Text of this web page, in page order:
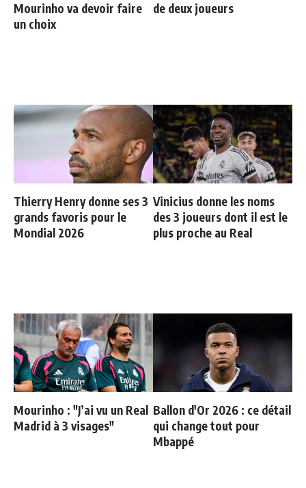
Mourinho va devoir faire
un choix
de deux joueurs
Thierry Henry donne ses 3
grands favoris pour le
Mondial 2026
Vinicius donne les noms
des 3 joueurs dont il est le
plus proche au Real
Mourinho : "J’ai vu un Real
Madrid à 3 visages"
Ballon d'Or 2026 : ce détail
qui change tout pour
Mbappé